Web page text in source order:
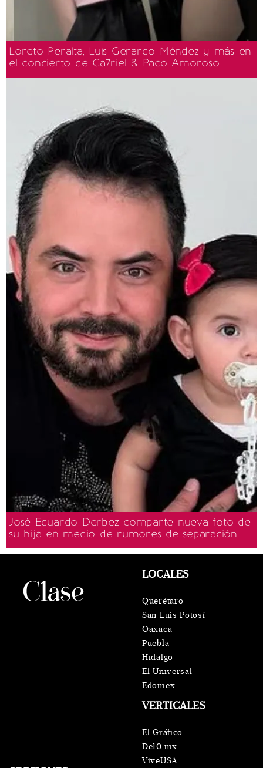
Loreto Peralta, Luis Gerardo Méndez y más en
el concierto de Ca7riel & Paco Amoroso
José Eduardo Derbez comparte nueva foto de
su hija en medio de rumores de separación
VERTICALES
El Gráfico
De10.mx
ViveUSA
LOCALES
Querétaro
San Luis Potosí
Oaxaca
Puebla
Hidalgo
El Universal
Edomex